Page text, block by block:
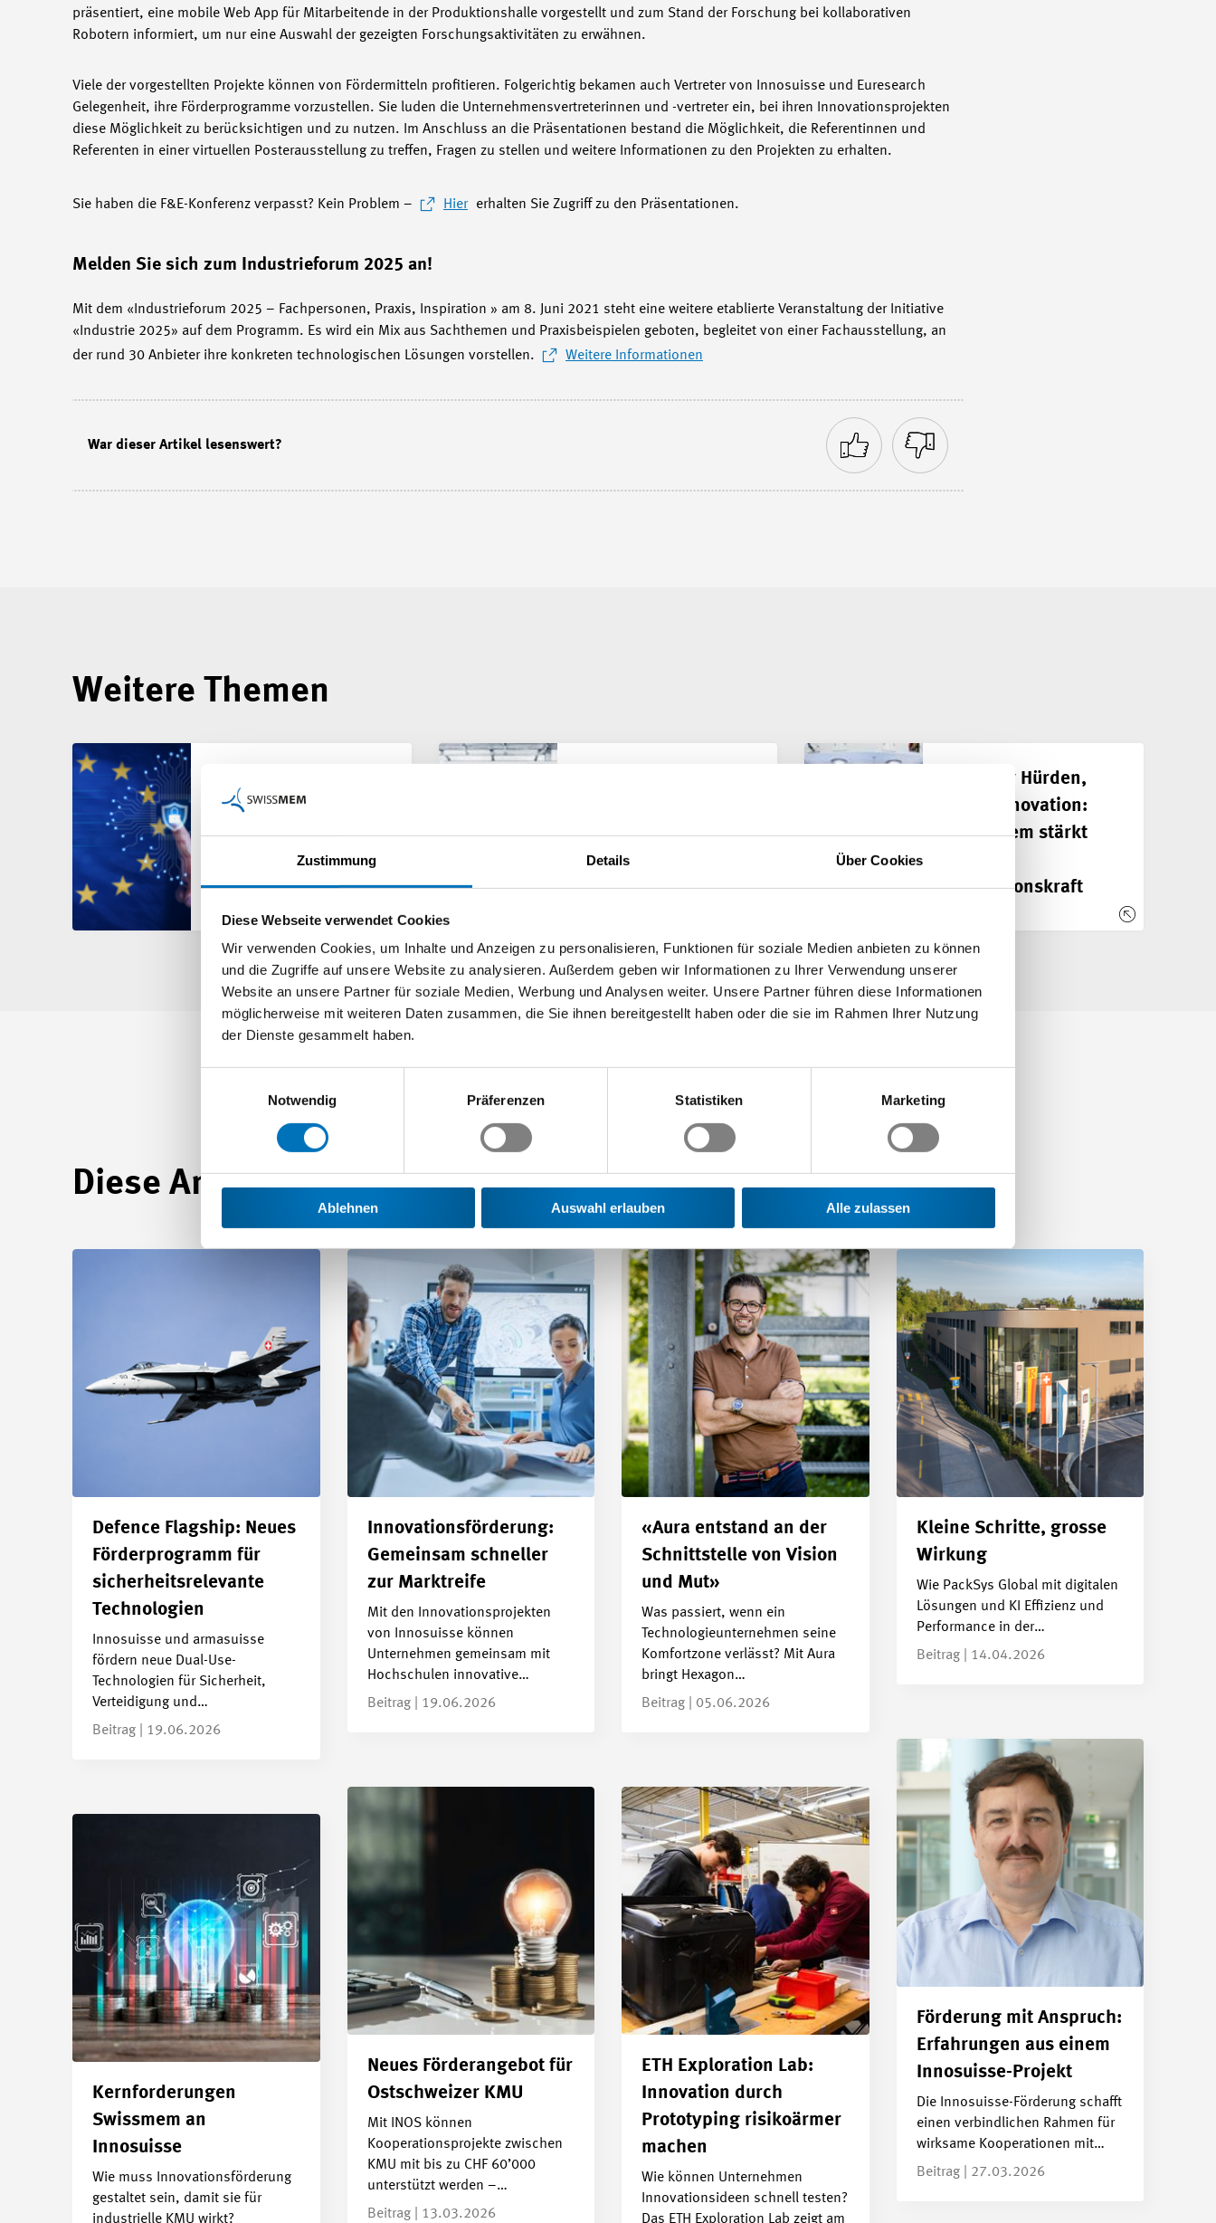
Zustimmung Details Über Cookies
Diese Webseite verwendet Cookies
Wir verwenden Cookies, um Inhalte und Anzeigen zu personalisieren, Funktionen für soziale Medien anbieten zu können
und die Zugriffe auf unsere Website zu analysieren. Außerdem geben wir Informationen zu Ihrer Verwendung unserer
Website an unsere Partner für soziale Medien, Werbung und Analysen weiter. Unsere Partner führen diese Informationen
möglicherweise mit weiteren Daten zusammen, die Sie ihnen bereitgestellt haben oder die sie im Rahmen Ihrer Nutzung
der Dienste gesammelt haben.
Notwendig
Präferenzen Statistiken Marketing
Ablehnen Auswahl erlauben Alle zulassen
präsentiert, eine mobile Web App für Mitarbeitende in der Produktionshalle vorgestellt und zum Stand der Forschung bei kollaborativen
Robotern informiert, um nur eine Auswahl der gezeigten Forschungsaktivitäten zu erwähnen.
Viele der vorgestellten Projekte können von Fördermitteln profitieren. Folgerichtig bekamen auch Vertreter von Innosuisse und Euresearch
Gelegenheit, ihre Förderprogramme vorzustellen. Sie luden die Unternehmensvertreterinnen und -vertreter ein, bei ihren Innovationsprojekten
diese Möglichkeit zu berücksichtigen und zu nutzen. Im Anschluss an die Präsentationen bestand die Möglichkeit, die Referentinnen und
Referenten in einer virtuellen Posterausstellung zu treffen, Fragen zu stellen und weitere Informationen zu den Projekten zu erhalten.
Sie haben die F&E-Konferenz verpasst? Kein Problem – Hier erhalten Sie Zugriff zu den Präsentationen.
Melden Sie sich zum Industrieforum 2025 an!
Mit dem «Industrieforum 2025 – Fachpersonen, Praxis, Inspiration » am 8. Juni 2021 steht eine weitere etablierte Veranstaltung der Initiative
«Industrie 2025» auf dem Programm. Es wird ein Mix aus Sachthemen und Praxisbeispielen geboten, begleitet von einer Fachausstellung, an
der rund 30 Anbieter ihre konkreten technologischen Lösungen vorstellen.
Weitere Informationen
War dieser Artikel lesenswert?
Weitere Themen
Cyber Resilience Act:
Jetzt strategisch
Digitalisierung
Weniger Hürden,
mehr Innovation:
Swissmem stärkt
Innovationskraft
Diese Artikel könnten Sie interessieren
Defence Flagship: Neues
Förderprogramm für
sicherheitsrelevante
Technologien
Innosuisse und armasuisse
fördern neue Dual-Use-
Technologien für Sicherheit,
Verteidigung und…
Beitrag | 19.06.2026
Innovationsförderung:
Gemeinsam schneller
zur Marktreife
Mit den Innovationsprojekten
von Innosuisse können
Unternehmen gemeinsam mit
Hochschulen innovative…
Beitrag | 19.06.2026
«Aura entstand an der
Schnittstelle von Vision
und Mut»
Was passiert, wenn ein
Technologieunternehmen seine
Komfortzone verlässt? Mit Aura
bringt Hexagon…
Beitrag | 05.06.2026
Kleine Schritte, grosse
Wirkung
Wie PackSys Global mit digitalen
Lösungen und KI Effizienz und
Performance in der…
Beitrag | 14.04.2026
Förderung mit Anspruch:
Erfahrungen aus einem
Innosuisse-Projekt
Die Innosuisse-Förderung schafft
einen verbindlichen Rahmen für
wirksame Kooperationen mit…
Beitrag | 27.03.2026
Neues Förderangebot für
Ostschweizer KMU
Mit INOS können
Kooperationsprojekte zwischen
KMU mit bis zu CHF 60’000
unterstützt werden –…
Beitrag | 13.03.2026
ETH Exploration Lab:
Innovation durch
Prototyping risikoärmer
machen
Wie können Unternehmen
Innovationsideen schnell testen?
Das ETH Exploration Lab zeigt am
Kernforderungen
Swissmem an
Innosuisse
Wie muss Innovationsförderung
gestaltet sein, damit sie für
industrielle KMU wirkt?